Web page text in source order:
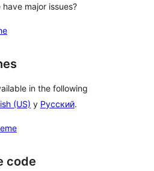
major issues?
in the following
(US) y Русский.
code